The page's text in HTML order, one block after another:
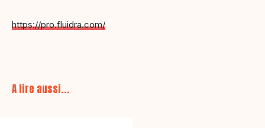
https://pro.fluidra.com/
A lire aussi...